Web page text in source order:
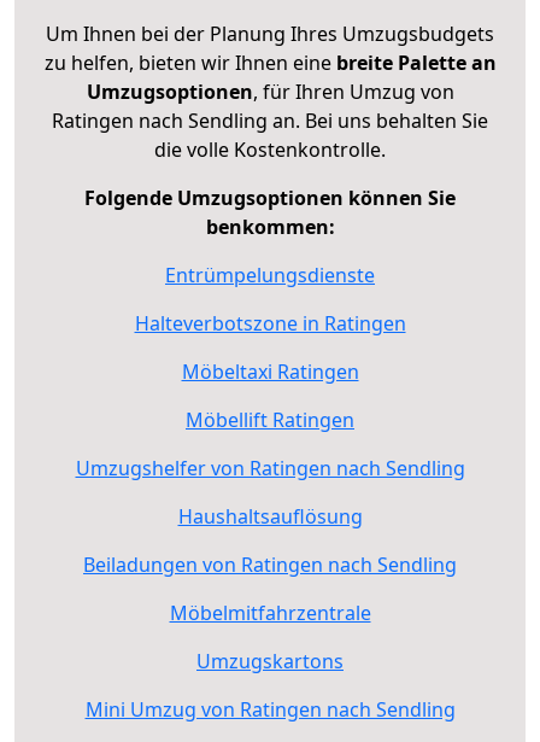
Um Ihnen bei der Planung Ihres Umzugsbudgets
zu helfen, bieten wir Ihnen eine breite Palette an
Umzugsoptionen, für Ihren Umzug von
Ratingen nach Sendling an. Bei uns behalten Sie
die volle Kostenkontrolle.
Folgende Umzugsoptionen können Sie
benkommen:
Entrümpelungsdienste
Halteverbotszone in Ratingen
Möbeltaxi Ratingen
Möbellift Ratingen
Umzugshelfer von Ratingen nach Sendling
Haushaltsauflösung
Beiladungen von Ratingen nach Sendling
Möbelmitfahrzentrale
Umzugskartons
Mini Umzug von Ratingen nach Sendling